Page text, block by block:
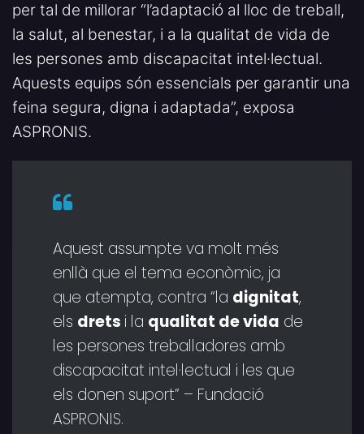
per tal de millorar “l’adaptació al lloc de treball,
la salut, al benestar, i a la qualitat de vida de
les persones amb discapacitat intel·lectual.
Aquests equips són essencials per garantir una
feina segura, digna i adaptada”, exposa
ASPRONIS.
Aquest assumpte va molt més
enllà que el tema econòmic, ja
que atempta, contra “la dignitat,
els drets i la qualitat de vida de
les persones treballadores amb
discapacitat intel·lectual i les que
els donen suport” – Fundació
ASPRONIS.